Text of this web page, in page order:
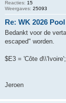
Reacties: 15
Weergaves: 25093
Re: WK 2026 Pool
Bedankt voor de
escaped" worden.
$E3 = 'Côte d\\'Ivoire';
Jeroen